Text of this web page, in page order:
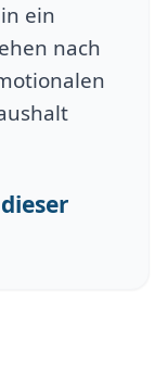
ein
nach